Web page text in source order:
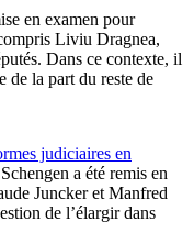
en examen pour
Liviu Dragnea,
Dans ce contexte, il
de la part du reste de
judiciaires en
a été remis en
Juncker et Manfred
de l’élargir dans